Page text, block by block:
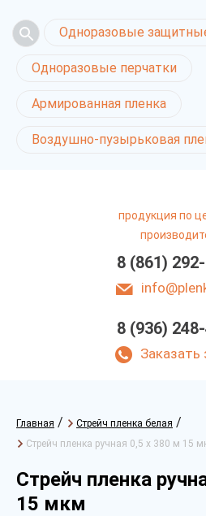
Одноразовые
Одноразовые перчатки
Армированная пленка
Воздушно-пузырьковая
продукция по
8 (861)
8 (936)
Заказать
Главная / Стрейч пленка белая /
Стрейч пленка ручная 0,5 х 380 м 15
Стрейч пленка
15 мкм